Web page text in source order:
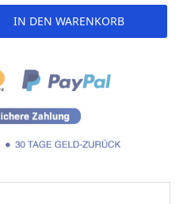
IN DEN WARENKORB